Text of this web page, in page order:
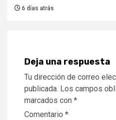
6 días atrás
Deja una respuesta
Tu dirección de correo
publicada. Los campos
marcados con *
Comentario *